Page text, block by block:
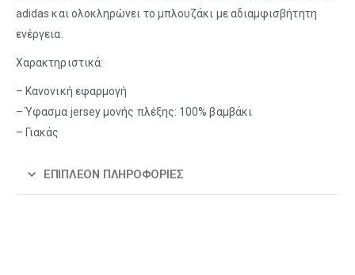
adidas και ολοκληρώνει το μπλουζάκι με αδιαμφισβήτητη
ενέργεια.
Χαρακτηριστικά:
– Κανονική εφαρμογή
– Ύφασμα jersey μονής πλέξης: 100% βαμβάκι
– Γιακάς
ΕΠΙΠΛΈΟΝ ΠΛΗΡΟΦΟΡΊΕΣ